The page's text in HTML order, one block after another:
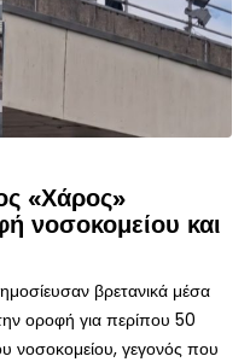
«Χάρος»
νοσοκομείου και
βρετανικά μέσα
οροφή για περίπου 50
νοσοκομείου, γεγονός που